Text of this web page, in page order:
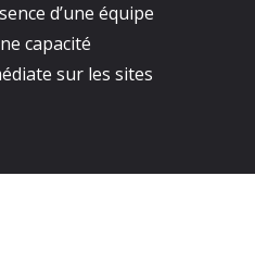
d’une équipe
capacité
sur les sites